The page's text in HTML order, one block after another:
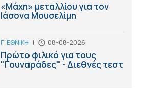
«Μάχη» μεταλλίου για τον
Ιάσονα Μουσελίμη
Γ' ΕΘΝΙΚΗ | 08-08-2026
Πρώτο φιλικό για τους
"Γουναράδες" - Διεθνές τεστ